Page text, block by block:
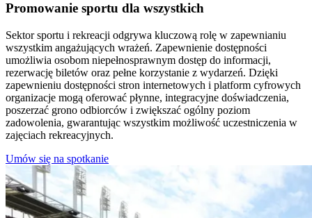
Promowanie sportu dla wszystkich
Sektor sportu i rekreacji odgrywa kluczową rolę w zapewnianiu
wszystkim angażujących wrażeń. Zapewnienie dostępności
umożliwia osobom niepełnosprawnym dostęp do informacji,
rezerwację biletów oraz pełne korzystanie z wydarzeń. Dzięki
zapewnieniu dostępności stron internetowych i platform cyfrowych
organizacje mogą oferować płynne, integracyjne doświadczenia,
poszerzać grono odbiorców i zwiększać ogólny poziom
zadowolenia, gwarantując wszystkim możliwość uczestniczenia w
zajęciach rekreacyjnych.
Umów się na spotkanie